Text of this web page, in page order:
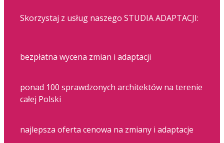
Skorzystaj z usług naszego STUDIA ADAPTACJI:
bezpłatna wycena zmian i adaptacji
ponad 100 sprawdzonych architektów na terenie
całej Polski
najlepsza oferta cenowa na zmiany i adaptacje